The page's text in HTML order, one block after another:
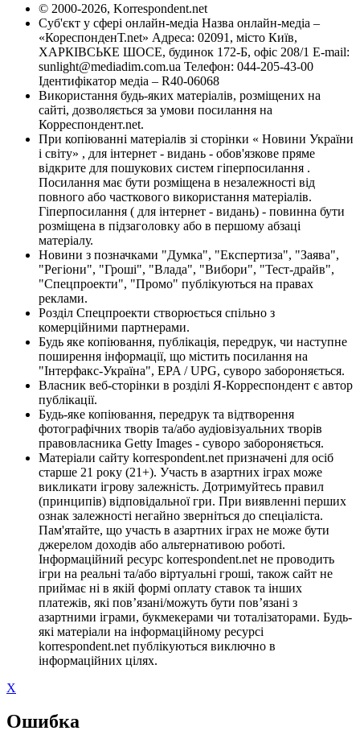
© 2000-2026, Korrespondent.net
Суб'єкт у сфері онлайн-медіа Назва онлайн-медіа –
«КореспонденТ.net» Адреса: 02091, місто Київ,
ХАРКІВСЬКЕ ШОСЕ, будинок 172-Б, офіс 208/1 E-mail:
sunlight@mediadim.com.ua Телефон: 044-205-43-00
Ідентифікатор медіа – R40-06068
Використання будь-яких матеріалів, розміщених на
сайті, дозволяється за умови посилання на
Корреспондент.net.
При копіюванні матеріалів зі сторінки « Новини України
і світу» , для інтернет - видань - обов'язкове пряме
відкрите для пошукових систем гіперпосилання .
Посилання має бути розміщена в незалежності від
повного або часткового використання матеріалів.
Гіперпосилання ( для інтернет - видань) - повинна бути
розміщена в підзаголовку або в першому абзаці
матеріалу.
Новини з позначками "Думка", "Експертиза", "Заява",
"Регіони", "Гроші", "Влада", "Вибори", "Тест-драйв",
"Спецпроекти", "Промо" публікуються на правах
реклами.
Розділ Спецпроекти створюється спільно з
комерційними партнерами.
Будь яке копіювання, публікація, передрук, чи наступне
поширення інформації, що містить посилання на
"Інтерфакс-Україна", EPA / UPG, суворо забороняється.
Власник веб-сторінки в розділі Я-Корреспондент є автор
публікації.
Будь-яке копіювання, передрук та відтворення
фотографічних творів та/або аудіовізуальних творів
правовласника Getty Images - суворо забороняється.
Матеріали сайту korrespondent.net призначені для осіб
старше 21 року (21+). Участь в азартних іграх може
викликати ігрову залежність. Дотримуйтесь правил
(принципів) відповідальної гри. При виявленні перших
ознак залежності негайно зверніться до спеціаліста.
Пам'ятайте, що участь в азартних іграх не може бути
джерелом доходів або альтернативою роботі.
Інформаційний ресурс korrespondent.net не проводить
ігри на реальні та/або віртуальні гроші, також сайт не
приймає ні в якій формі оплату ставок та інших
платежів, які пов’язані/можуть бути пов’язані з
азартними іграми, букмекерами чи тоталізаторами. Будь-
які матеріали на інформаційному ресурсі
korrespondent.net публікуються виключно в
інформаційних цілях.
X
Ошибка